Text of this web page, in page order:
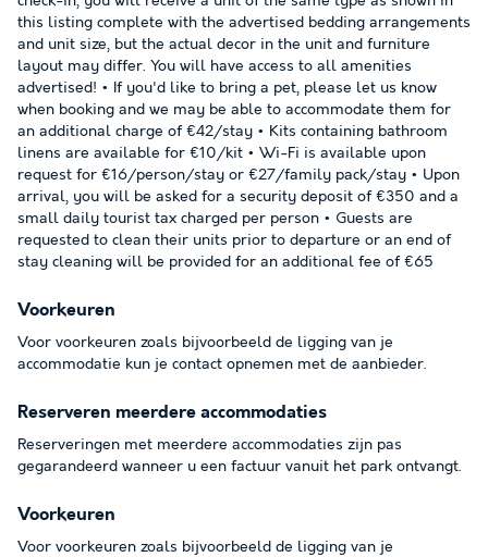
this listing complete with the advertised bedding arrangements
and unit size, but the actual decor in the unit and furniture
layout may differ. You will have access to all amenities
advertised! • If you'd like to bring a pet, please let us know
when booking and we may be able to accommodate them for
an additional charge of €42/stay • Kits containing bathroom
linens are available for €10/kit • Wi-Fi is available upon
request for €16/person/stay or €27/family pack/stay • Upon
arrival, you will be asked for a security deposit of €350 and a
small daily tourist tax charged per person • Guests are
requested to clean their units prior to departure or an end of
stay cleaning will be provided for an additional fee of €65
Voorkeuren
Voor voorkeuren zoals bijvoorbeeld de ligging van je
accommodatie kun je contact opnemen met de aanbieder.
Reserveren meerdere accommodaties
Reserveringen met meerdere accommodaties zijn pas
gegarandeerd wanneer u een factuur vanuit het park ontvangt.
Voorkeuren
Voor voorkeuren zoals bijvoorbeeld de ligging van je